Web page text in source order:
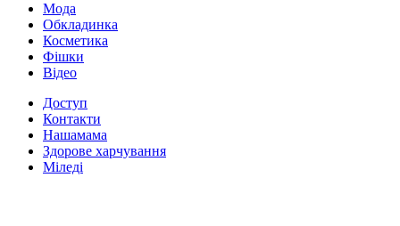
Мода
Обкладинка
Косметика
Фішки
Відео
Доступ
Контакти
Нашамама
Здорове харчування
Міледі